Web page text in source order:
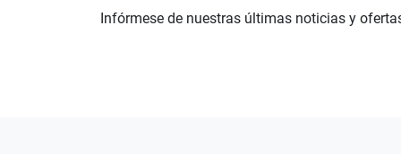
Infórmese de nuestras últimas noticias y